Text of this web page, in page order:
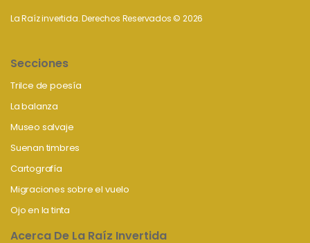
La Raíz invertida. Derechos Reservados © 2026
Secciones
Trilce de poesía
La balanza
Museo salvaje
Suenan timbres
Cartografía
Migraciones sobre el vuelo
Ojo en la tinta
Acerca De La Raíz Invertida